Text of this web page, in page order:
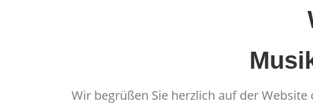
Wir begrüßen Sie herzlich auf der